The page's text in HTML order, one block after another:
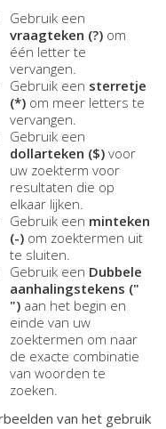
Gebruik een
vraagteken (?) om
één letter te
vervangen.
Gebruik een sterretje
(*) om meer letters te
vervangen.
Gebruik een
dollarteken ($) voor
uw zoekterm voor
resultaten die op
elkaar lijken.
Gebruik een minteken
(-) om zoektermen uit
te sluiten.
Gebruik een Dubbele
aanhalingstekens ("
") aan het begin en
einde van uw
zoektermen om naar
de exacte combinatie
van woorden te
zoeken.
van het gebruik